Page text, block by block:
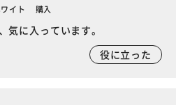
ワイト 購入
気に入っています。
役に立った